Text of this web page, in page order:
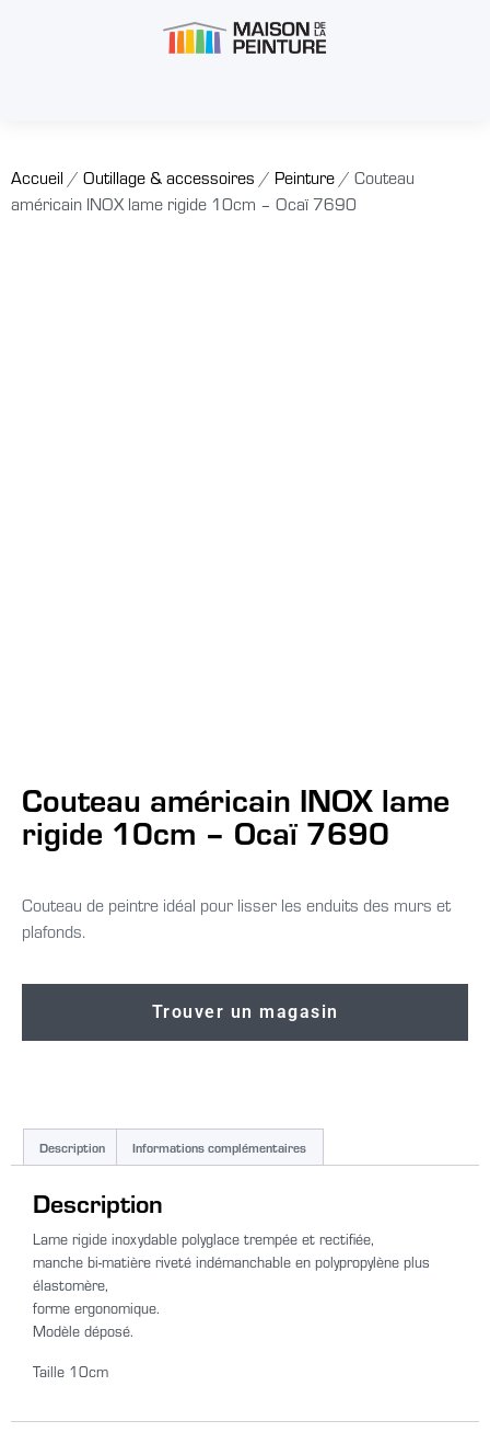
Accueil / Outillage & accessoires / Peinture / Couteau
américain INOX lame rigide 10cm – Ocaï 7690
Couteau américain INOX lame
rigide 10cm – Ocaï 7690
Couteau de peintre idéal pour lisser les enduits des murs et
plafonds.
Trouver un magasin
Description Informations complémentaires
Description
Lame rigide inoxydable polyglace trempée et rectifiée,
manche bi-matière riveté indémanchable en polypropylène plus
élastomère,
forme ergonomique.
Modèle déposé.
Taille 10cm